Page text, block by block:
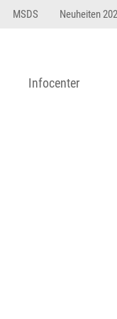
MSDS Neuheiten
Infocenter